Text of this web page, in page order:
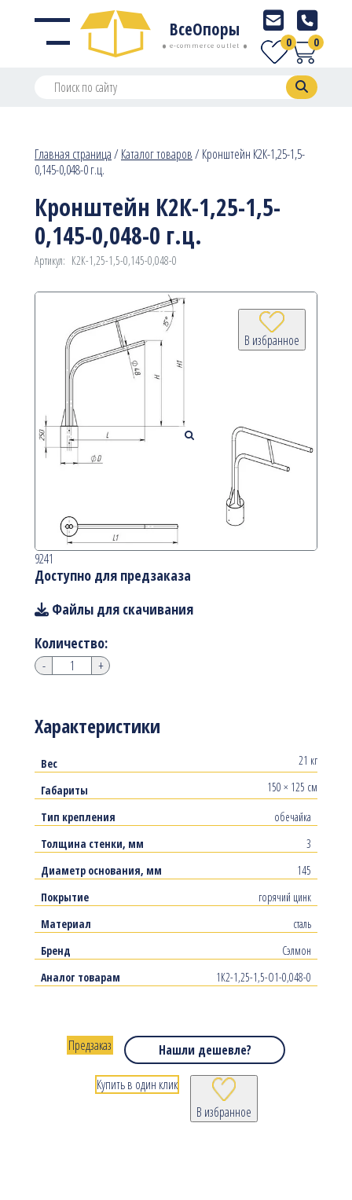
ВсеОпоры
e-commerce outlet 0
0
Главная страница/Каталог товаров/Кронштейн К2К-1,25-1,5-
0,145-0,048-0 г.ц.
Кронштейн К2К-1,25-1,5-
0,145-0,048-0 г.ц.
Артикул: К2К-1,25-1,5-0,145-0,048-0
В избранное
Характеристики
Вес
21 кг
Габариты
150 × 125 см
Тип крепления
обечайка
Толщина стенки, мм
3
Диаметр основания, мм
145
Покрытие
горячий цинк
Материал
сталь
Бренд
Сэлмон
Аналог товарам
1К2-1,25-1,5-О1-0,048-0
9241
Доступно для предзаказа
Файлы для скачивания
Количество:
- +
Нашли дешевле?
В избранное
Предзаказ
Купить в один клик